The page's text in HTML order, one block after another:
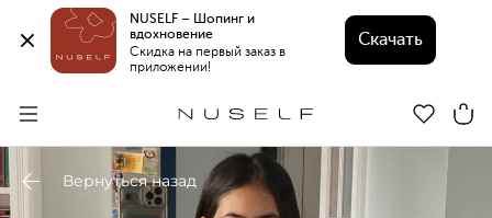
NUSELF – Шопинг и
вдохновение
Скидка на первый заказ в
приложении!
Скачать
Вернуться назад